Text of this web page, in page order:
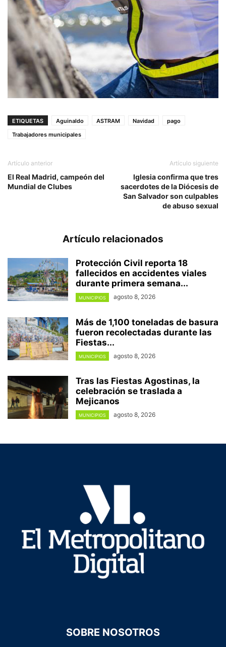
ETIQUETAS Aguinaldo ASTRAM Navidad
pago
Trabajadores municipales
Artículo anterior
El Real Madrid, campeón del
Mundial de Clubes
Artículo siguiente
Iglesia confirma que tres
sacerdotes de la Diócesis de
San Salvador son culpables
de abuso sexual
Artículo relacionados
Protección Civil reporta 18
fallecidos en accidentes viales
durante primera semana...
MUNICIPIOS agosto 8, 2026
Más de 1,100 toneladas de basura
fueron recolectadas durante las
Fiestas...
MUNICIPIOS agosto 8, 2026
Tras las Fiestas Agostinas, la
celebración se traslada a
Mejicanos
MUNICIPIOS agosto 8, 2026
SOBRE NOSOTROS